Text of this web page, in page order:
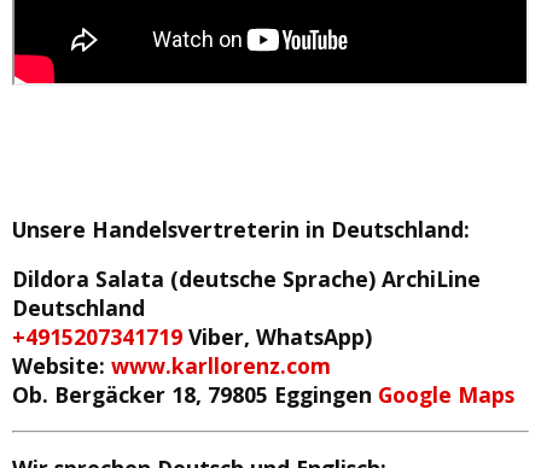
Unsere Handelsvertreterin in Deutschland:
Dildora Salata (deutsche Sprache) ArchiLine
Deutschland
+4915207341719 Viber, WhatsApp)
Website: www.karllorenz.com
Ob. Bergäcker 18, 79805 Eggingen Google Maps